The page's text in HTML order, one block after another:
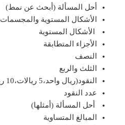
أحل المسألة (أبحث عن نمط)
الأشكال المستوية والمجسمات
الأشكال المستوية
الأجزاء المتطابقة
النصف
الثلث والربع
النقود(ريال واحد،5 ريالات،10 ريالات)
عدد النقود
أحل المسألة (أمثلها)
المبالغ المتساوية